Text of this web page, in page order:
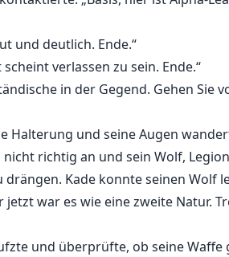
und deutlich. Ende.“
verlassen zu sein. Ende.“
in der Gegend. Gehen Sie
Halterung und seine Augen
richtig an und sein Wolf,
Kade konnte seinen Wolf
war es wie eine zweite Natur.
und überprüfte, ob seine